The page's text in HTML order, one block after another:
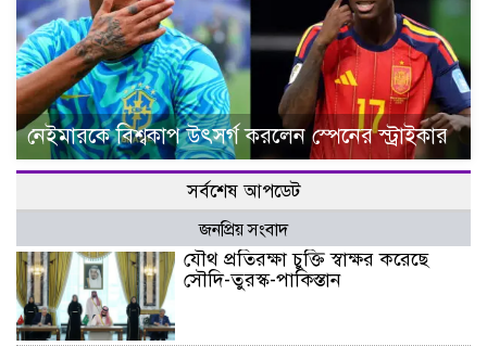
নেইমারকে বিশ্বকাপ উৎসর্গ করলেন স্পেনের স্ট্রাইকার
সর্বশেষ আপডেট
জনপ্রিয় সংবাদ
যৌথ প্রতিরক্ষা চুক্তি স্বাক্ষর করেছে
সৌদি-তুরস্ক-পাকিস্তান